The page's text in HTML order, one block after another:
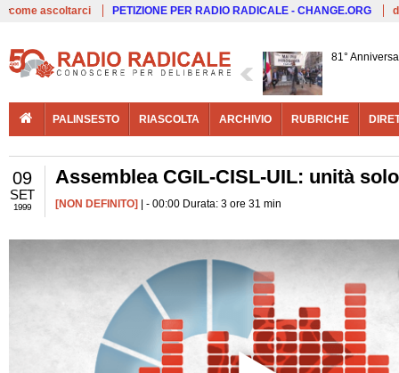
come ascoltarci PETIZIONE PER RADIO RADICALE - CHANGE.ORG
81°
PALINSESTO RIASCOLTA ARCHIVIO RUBRICHE
09
SET
1999
Assemblea CGIL-CISL-UIL: unità
[NON DEFINITO] | - 00:00 Durata: 3 ore 31 min